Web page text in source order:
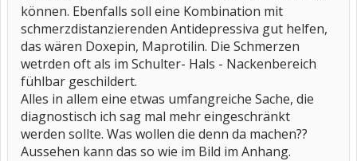
können. Ebenfalls soll eine Kombination mit
schmerzdistanzierenden Antidepressiva gut helfen,
das wären Doxepin, Maprotilin. Die Schmerzen
wetrden oft als im Schulter- Hals - Nackenbereich
fühlbar geschildert.
Alles in allem eine etwas umfangreiche Sache, die
diagnostisch ich sag mal mehr eingeschränkt
werden sollte. Was wollen die denn da machen??
Aussehen kann das so wie im Bild im Anhang.